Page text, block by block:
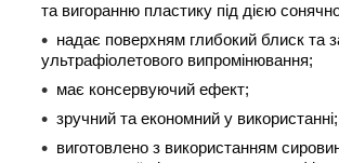
та вигоранню пластику під дією
надає поверхням глибокий блиск та
ультрафіолетового випромінювання;
має консервуючий ефект;
зручний та економний у використанні;
виготовлено з використанням